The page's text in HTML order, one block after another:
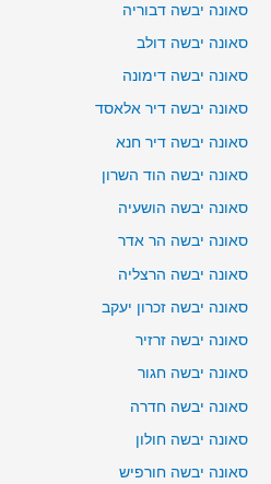
סאונה יבשה דבוריה
סאונה יבשה דולב
סאונה יבשה דימונה
סאונה יבשה דיר אלאסד
סאונה יבשה דיר חנא
סאונה יבשה הוד השרון
סאונה יבשה הושעיה
סאונה יבשה הר אדר
סאונה יבשה הרצליה
סאונה יבשה זכרון יעקב
סאונה יבשה זרזיר
סאונה יבשה חגור
סאונה יבשה חדרה
סאונה יבשה חולון
סאונה יבשה חורפיש